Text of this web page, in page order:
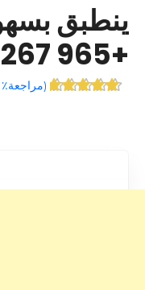
ينطبق
+965 2267 5460
(مراجعة٪ s